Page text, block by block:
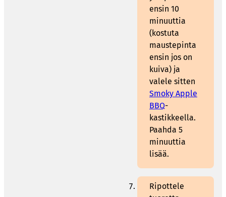
ensin 10
minuuttia
(kostuta
maustepinta
ensin jos on
kuiva) ja
valele sitten
Smoky Apple
BBQ-
kastikkeella.
Paahda 5
minuuttia
lisää.
Ripottele